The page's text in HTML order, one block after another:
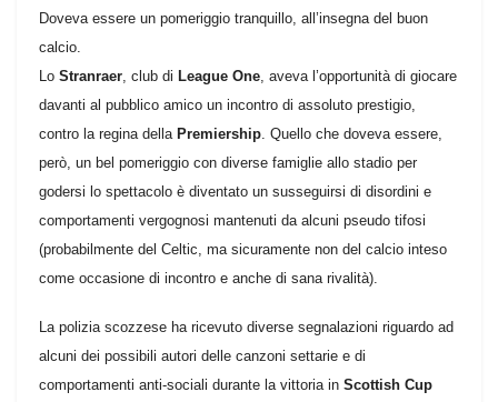
Doveva essere un pomeriggio tranquillo, all’insegna del buon
calcio.
Lo Stranraer, club di League One, aveva l’opportunità di giocare
davanti al pubblico amico un incontro di assoluto prestigio,
contro la regina della Premiership. Quello che doveva essere,
però, un bel pomeriggio con diverse famiglie allo stadio per
godersi lo spettacolo è diventato un susseguirsi di disordini e
comportamenti vergognosi mantenuti da alcuni pseudo tifosi
(probabilmente del Celtic, ma sicuramente non del calcio inteso
come occasione di incontro e anche di sana rivalità).
La polizia scozzese ha ricevuto diverse segnalazioni riguardo ad
alcuni dei possibili autori delle canzoni settarie e di
comportamenti anti-sociali durante la vittoria in Scottish Cup